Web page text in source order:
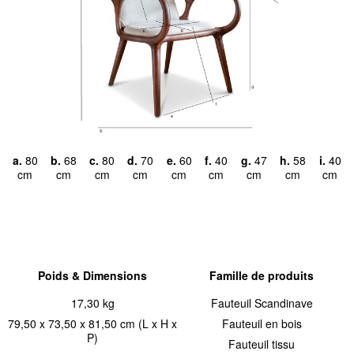
a. 80
cm
b. 68
cm
c. 80
cm
d. 70
cm
e. 60
cm
f. 40
cm
g. 47
cm
h. 58
cm
i. 40
cm
Poids & Dimensions
17,30 kg
79,50 x 73,50 x 81,50 cm (L x H x
P)
Famille de produits
Fauteuil Scandinave
Fauteuil en bois
Fauteuil tissu